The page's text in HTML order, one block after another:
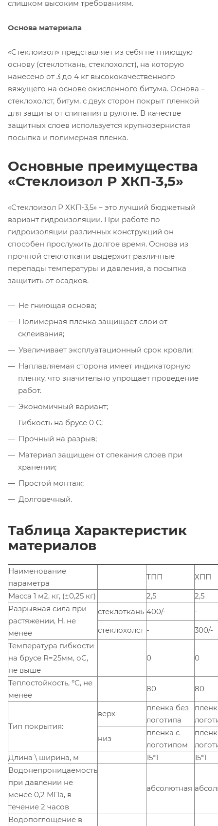
слишком высоким требованиям.
Основа материала
«Стеклоизол» представляет из себя не гниющую
основу (стеклоткань, стеклохолст), на которую
нанесено от 3 до 4 кг высококачественного
вяжущего на основе окисленного битума. Основа –
стеклохолст, битум, с двух сторон покрыт пленкой
для защиты от слипания в рулоне. В качестве
защитных слоев используется крупнозернистая
посыпка и полимерная пленка.
Основные преимущества
«Стеклоизол Р ХКП-3,5»
«Стеклоизол Р ХКП-3,5» – это лучший бюджетный
вариант гидроизоляции. При работе по
гидроизоляции различных конструкций он
способен прослужить долгое время. Основа из
прочной стеклоткани выдержит различные
перепады температуры и давления, а посыпка
защитить от осадков.
Не гниющая основа;
Полимерная пленка защищает слои от
склеивания;
Увеличивает эксплуатационный срок кровли;
Наплавляемая сторона имеет индикаторную
пленку, что значительно упрощает проведение
работ.
Экономичный вариант;
Гибкость на брусе 0 С;
Прочный на разрыв;
Материал защищен от спекания слоев при
хранении;
Простой монтаж;
Долговечный.
Таблица Характеристик
материалов
Наименование
параметра
ТПП ХПП
Масса 1 м2, кг, (±0,25 кг) 2,5
2,5
Разрывная сила при
растяжении, Н, не
менее
стеклоткань 400/-
-
стеклохолст -
300/-
Температура гибкости
на брусе R=25мм, оС,
не выше
0 0
Теплостойкость, °С, не
менее
80 80
Тип покрытия:
верх
пленка без
логотипа
низ
пленка с
логотипом
Длина \ ширина, м
15*1
15*1
Водонепроницаемость
при давлении не
менее 0,2 МПа, в
течение 2 часов
абсолютная
Водопоглощение в